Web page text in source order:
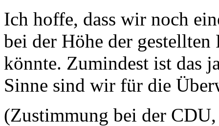
Ich hoffe, dass wir noch
bei der Höhe der gestellten
könnte. Zumindest ist das
Sinne sind wir für die
(Zustimmung bei der